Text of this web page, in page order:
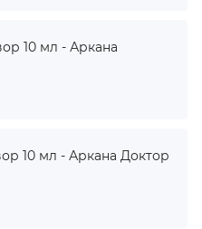
10 мл - Аркана
10 мл - Аркана Доктор